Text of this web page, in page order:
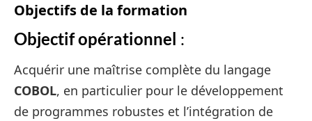
Objectifs de la formation
Objectif opérationnel :
Acquérir une maîtrise complète du langage
COBOL, en particulier pour le développement
de programmes robustes et l’intégration de